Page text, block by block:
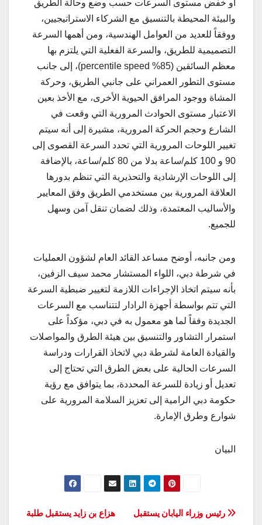
أو خفض مستوى السرعات حسب وضع وحالة الطريق
والبيئة المحيطة بالتنسيق مع الشركاء الاستراتيجيين،
ووفقاً للعديد من العوامل الهندسية، ومن أهمها السرعة
التصميمية للطريق، والسرعة الفعلية التي يلتزم بها
معظم السائقين (percentile speed %85)، إلى جانب
مستوى التطور العمراني على جانبي الطريق، وحركة
المشاة ووجود المرافق الحيوية الأخرى، مع الأخذ بعين
الاعتبار مستوى الحوادث المرورية التي وقعت في
الشارع وحجم الحركة المرورية، مشيرة إلى أنه سيتم
تغيير اللوحات المرورية التي تحدد السرعة القصوى إلى
90 و 100 كلم/ساعة بدلا من 80 كلم/ساعة، بالإضافة
إلى اللوحات الإرشادية والتحذيرية التي تنظم بدورها
العلاقة المرورية بين مستخدمي الطريق وفق المعايير
والأساليب المعتمدة، وذلك لضمان تنقل آمن وسهل
للجميع.
ومن جانبه، أوضح مساعد القائد العام لشؤون العمليات
في شرطة دبي، اللواء المستشار محمد سيف الزفين،
بأنه سيتم اتخاذ الإجراءات اللازمة لتغيير ضبطية السرعة
التي تتم بواسطة أجهزة الرادار لتتناسب مع السرعات
الجديدة وفقاً لما هو معمول به في دبي، مؤكداً على
استمرار التشاور والتنسيق بين هيئة الطرق والمواصلات
والقيادة العامة لشرطة دبي لاتخاذ القرارات ودراسة
السرعات الحالية على بعض الطرق التي تحتاج إلى
تعديل أو زيادة للسرعة المحددة، بما يتوافق مع رؤية
حكومة دبي الرامية إلى تعزيز السلامة المرورية على
شوارع وطرق الإمارة.
البيان
تصفّح
هزاع بن زايد يستقبل طلبة
رئيس وزراء اليابان يستقبل